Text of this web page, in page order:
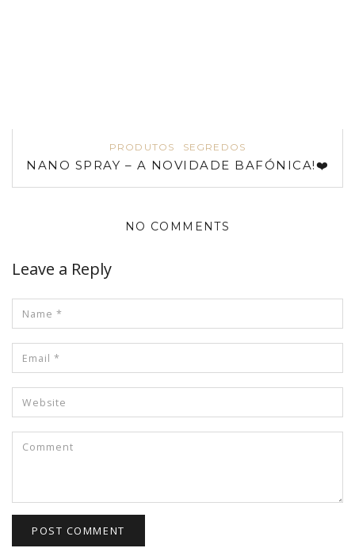
PRODUTOS SEGREDOS
NANO SPRAY – A NOVIDADE BAFÓNICA!❤️
NO COMMENTS
Leave a Reply